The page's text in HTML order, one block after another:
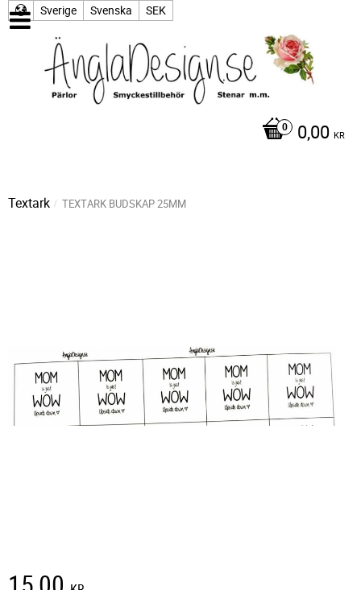
Sverige Svenska SEK
0,00 KR
Textark TEXTARK BUDSKAP 25MM